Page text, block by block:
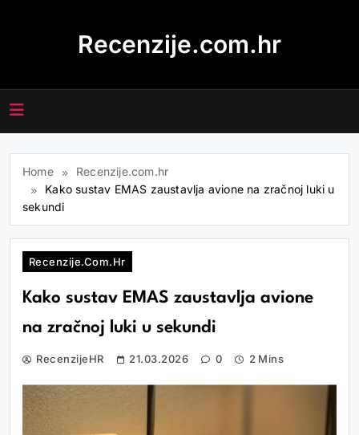
Recenzije.com.hr
Home
Recenzije.com.hr
Kako sustav EMAS zaustavlja avione na zračnoj luki u
sekundi
Recenzije.com.hr
Kako sustav EMAS zaustavlja avione
na zračnoj luki u sekundi
RecenzijeHR 21.03.2026 0 2 Mins